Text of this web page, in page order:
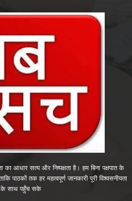
का आधार सत्य और निष्पक्षता है। हम बिना पक्षपात के
पाठकों तक हर महत्वपूर्ण जानकारी पूरी विश्वसनीयता
के साथ पहुँच सके